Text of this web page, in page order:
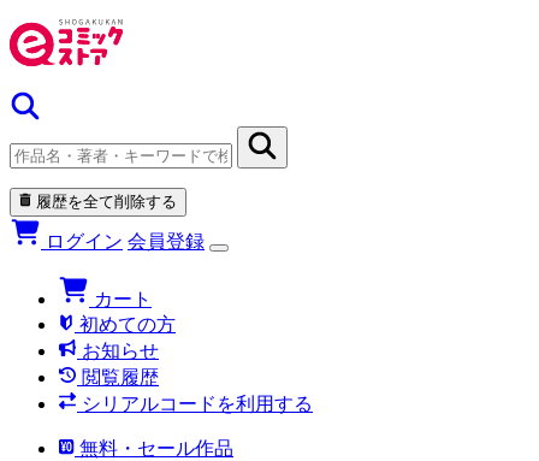
履歴を全て削除する
ログイン 会員登録
カート
初めての方
お知らせ
閲覧履歴
シリアルコードを利用する
無料・セール作品